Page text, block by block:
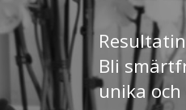
Bli
unika